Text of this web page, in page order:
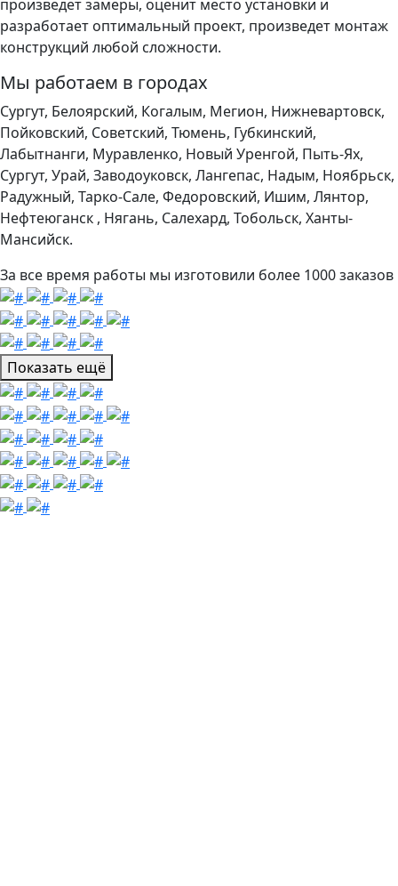
произведет замеры, оценит место установки и
разработает оптимальный проект, произведет монтаж
конструкций любой сложности.
Мы работаем в городах
Сургут, Белоярский, Когалым, Мегион, Нижневартовск,
Пойковский, Советский, Тюмень, Губкинский,
Лабытнанги, Муравленко, Новый Уренгой, Пыть-Ях,
Сургут, Урай, Заводоуковск, Лангепас, Надым, Ноябрьск,
Радужный, Тарко-Сале, Федоровский, Ишим, Лянтор,
Нефтеюганск , Нягань, Салехард, Тобольск, Ханты-
Мансийск.
За все время работы мы изготовили более 1000 заказов
Показать ещё